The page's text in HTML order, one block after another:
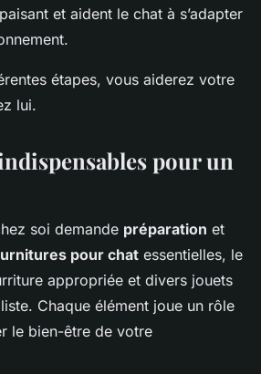
et aident le chat à s’adapter
étapes, vous aiderez votre
lui.
pour un
soi demande préparation et
pour chat essentielles, le
appropriée et divers jouets
Chaque élément joue un rôle
le bien-être de votre